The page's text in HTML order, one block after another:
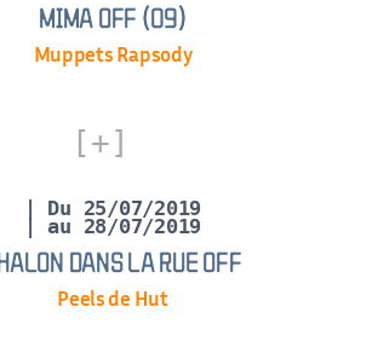
MIMA OFF (09)
Muppets Rapsody
| Du 25/07/2019
DANS LA RUE OFF
| au 28/07/2019
Peels de Hut